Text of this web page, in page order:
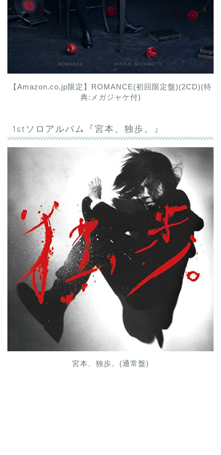
【Amazon.co.jp限定】ROMANCE(初回限定盤)(2CD)(特
典:メガジャケ付)
1stソロアルバム『宮本、独歩。』
宮本、独歩。(通常盤)